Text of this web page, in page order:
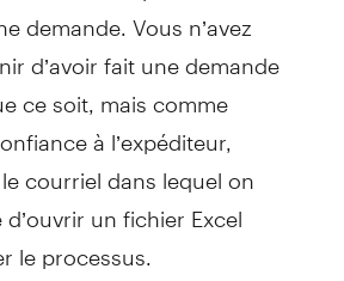
demande. Vous n’avez
d’avoir fait une demande
ce soit, mais comme
à l’expéditeur,
courriel dans lequel on
un fichier Excel
le processus.